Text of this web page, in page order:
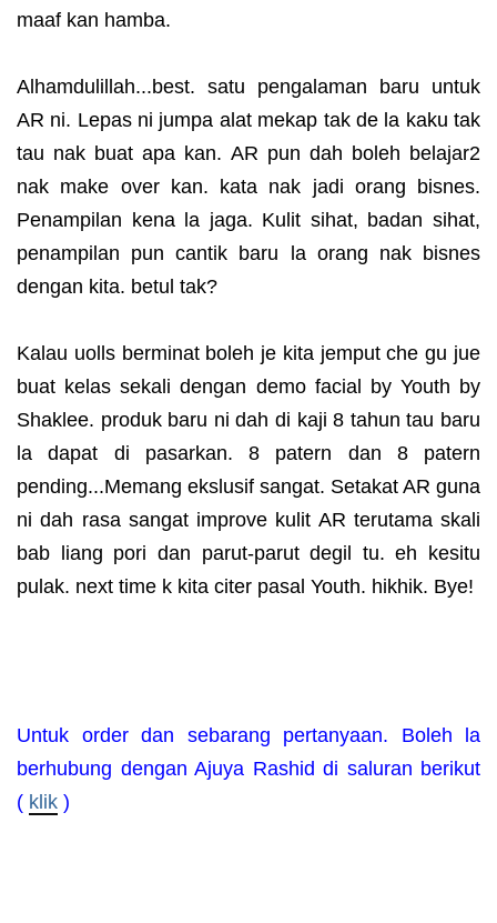
maaf kan hamba.
Alhamdulillah...best. satu pengalaman baru untuk
AR ni. Lepas ni jumpa alat mekap tak de la kaku tak
tau nak buat apa kan. AR pun dah boleh belajar2
nak make over kan. kata nak jadi orang bisnes.
Penampilan kena la jaga. Kulit sihat, badan sihat,
penampilan pun cantik baru la orang nak bisnes
dengan kita. betul tak?
Kalau uolls berminat boleh je kita jemput che gu jue
buat kelas sekali dengan demo facial by Youth by
Shaklee. produk baru ni dah di kaji 8 tahun tau baru
la dapat di pasarkan. 8 patern dan 8 patern
pending...Memang ekslusif sangat. Setakat AR guna
ni dah rasa sangat improve kulit AR terutama skali
bab liang pori dan parut-parut degil tu. eh kesitu
pulak. next time k kita citer pasal Youth. hikhik. Bye!
Untuk order dan sebarang pertanyaan. Boleh la
berhubung dengan Ajuya Rashid di saluran berikut
( klik )